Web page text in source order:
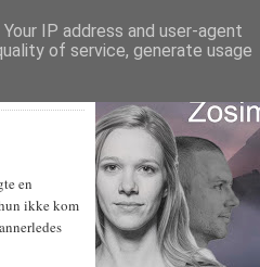
en
ikke kom
IP address and user-agent
of service, generate usage